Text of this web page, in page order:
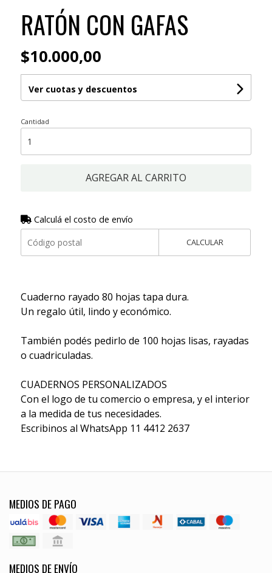
RATÓN CON GAFAS
$10.000,00
Ver cuotas y descuentos
Cantidad
AGREGAR AL CARRITO
Calculá el costo de envío
CALCULAR
Cuaderno rayado 80 hojas tapa dura.
Un regalo útil, lindo y económico.
También podés pedirlo de 100 hojas lisas, rayadas
o cuadriculadas.
CUADERNOS PERSONALIZADOS
Con el logo de tu comercio o empresa, y el interior
a la medida de tus necesidades.
Escribinos al WhatsApp 11 4412 2637
MEDIOS DE PAGO
MEDIOS DE ENVÍO